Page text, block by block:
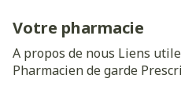
Votre pharmacie
A propos de nous Liens
Pharmacien de garde